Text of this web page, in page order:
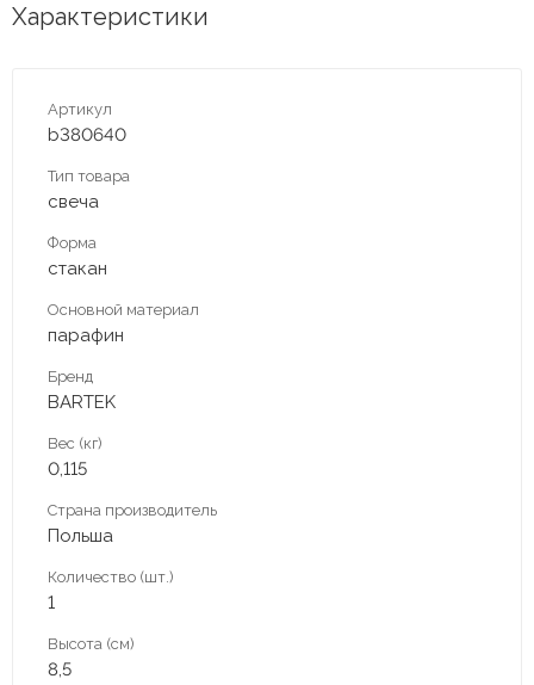
Характеристики
Артикул
b380640
Тип товара
свеча
Форма
стакан
Основной материал
парафин
Бренд
BARTEK
Вес (кг)
0,115
Страна производитель
Польша
Количество (шт.)
1
Высота (см)
8,5